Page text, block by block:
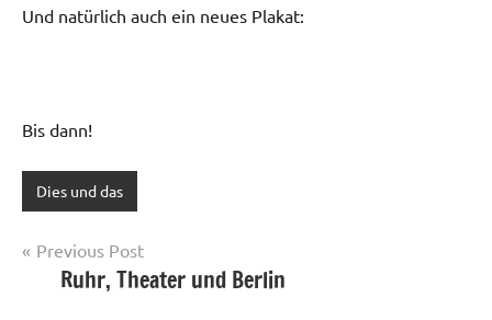
Und natürlich auch ein neues Plakat:
Bis dann!
Dies und das
Post
navigation
Previous Post
Ruhr, Theater und Berlin